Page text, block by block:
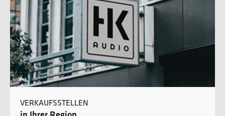
VERKAUFSSTELLEN